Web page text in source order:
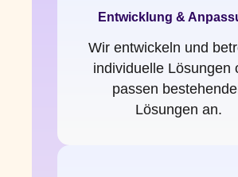
Entwicklung &
Wir entwickeln und
individuelle Lösungen
passen
Lösungen an.